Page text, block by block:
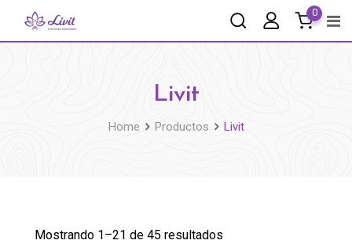
0
Livit
Home Productos Livit
Mostrando 1–21 de 45 resultados